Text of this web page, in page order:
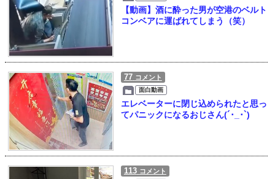
【動画】酒に酔った男が空港のベルト
コンベアに運ばれてしまう（笑）
77 コメント
面白動画
エレベーターに閉じ込められたと思っ
てパニックになるおじさん(´･_･`)
113 コメント